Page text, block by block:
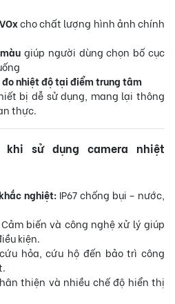
cho chất lượng hình ảnh chính
giúp người dùng chọn bố cục
nhiệt độ tại điểm trung tâm
bị dễ sử dụng, mang lại thông
thực.
sử dụng camera nhiệt
nghiệt: IP67 chống bụi – nước,
Cảm biến và công nghệ xử lý giúp
kiện.
hỏa, cứu hộ đến bảo trì công
thiện và nhiều chế độ hiển thị